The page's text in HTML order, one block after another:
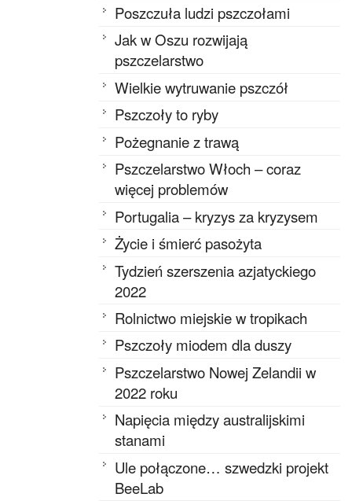
Poszczuła ludzi pszczołami
Jak w Oszu rozwijają
pszczelarstwo
Wielkie wytruwanie pszczół
Pszczoły to ryby
Pożegnanie z trawą
Pszczelarstwo Włoch – coraz
więcej problemów
Portugalia – kryzys za kryzysem
Życie i śmierć pasożyta
Tydzień szerszenia azjatyckiego
2022
Rolnictwo miejskie w tropikach
Pszczoły miodem dla duszy
Pszczelarstwo Nowej Zelandii w
2022 roku
Napięcia między australijskimi
stanami
Ule połączone… szwedzki projekt
BeeLab